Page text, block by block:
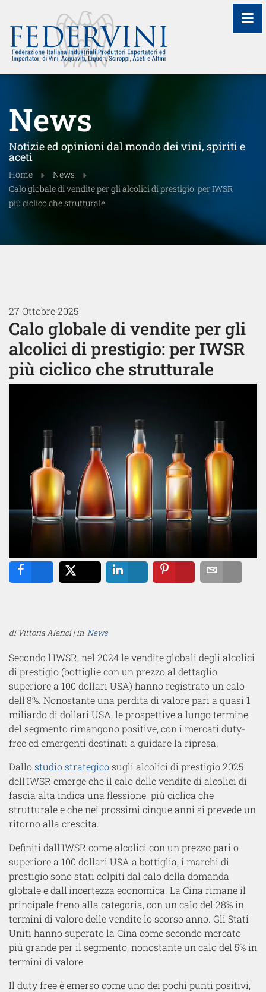
News
Notizie ed opinioni dal mondo dei vini, spiriti e
aceti
Home
News
Calo globale di vendite per gli alcolici di prestigio: per IWSR
più ciclico che strutturale
27 Ottobre 2025
Calo globale di vendite per gli
alcolici di prestigio: per IWSR
più ciclico che strutturale
di Vittoria Alerici | in News
Secondo l'IWSR, nel 2024 le vendite globali degli alcolici
di prestigio (bottiglie con un prezzo al dettaglio
superiore a 100 dollari USA) hanno registrato un calo
dell'8%. Nonostante una perdita di valore pari a quasi 1
miliardo di dollari USA, le prospettive a lungo termine
del segmento rimangono positive, con i mercati duty-
free ed emergenti destinati a guidare la ripresa.
Dallostudio strategicosugli alcolici di prestigio 2025
dell'IWSR emerge che il calo delle vendite di alcolici di
fascia alta indica una flessione più ciclica che
strutturale e che nei prossimi cinque anni si prevede un
ritorno alla crescita.
Definiti dall'IWSR come alcolici con un prezzo pari o
superiore a 100 dollari USA a bottiglia, i marchi di
prestigio sono stati colpiti dal calo della domanda
globale e dall'incertezza economica. La Cina rimane il
principale freno alla categoria, con un calo del 28% in
termini di valore delle vendite lo scorso anno. Gli Stati
Uniti hanno superato la Cina come secondo mercato
più grande per il segmento, nonostante un calo del 5% in
termini di valore.
Il duty free è emerso come uno dei pochi punti positivi,
≡